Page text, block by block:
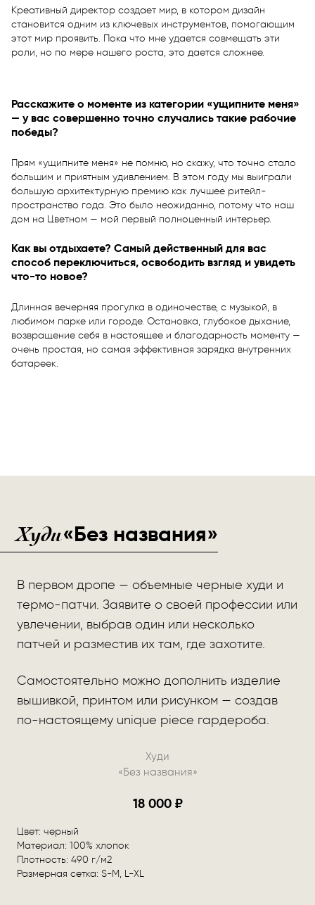
Креативный директор создает мир, в котором дизайн
становится одним из ключевых инструментов, помогающим
этот мир проявить. Пока что мне удается совмещать эти
роли, но по мере нашего роста, это дается сложнее.
Расскажите о моменте из категории «ущипните меня»
— у вас совершенно точно случались такие рабочие
победы?
Прям «ущипните меня» не помню, но скажу, что точно стало
большим и приятным удивлением. В этом году мы выиграли
большую архитектурную премию как лучшее ритейл-
пространство года. Это было неожиданно, потому что наш
дом на Цветном — мой первый полноценный интерьер.
Как вы отдыхаете? Самый действенный для вас
способ переключиться, освободить взгляд и увидеть
что-то новое?
Длинная вечерняя прогулка в одиночестве, с музыкой, в
любимом парке или городе. Остановка, глубокое дыхание,
возвращение себя в настоящее и благодарность моменту —
очень простая, но самая эффективная зарядка внутренних
батареек.
Худи«Без названия»
В первом дропе — объемные черные худи и
термо-патчи. Заявите о своей профессии или
увлечении, выбрав один или несколько
патчей и разместив их там, где захотите.
Самостоятельно можно дополнить изделие
вышивкой, принтом или рисунком — создав
по-настоящему unique piece гардероба.
Худи
«Без названия»
18 000 ₽
Цвет: черный
Материал: 100% хлопок
Плотность: 490 г/м2
Размерная сетка: S-M, L-XL